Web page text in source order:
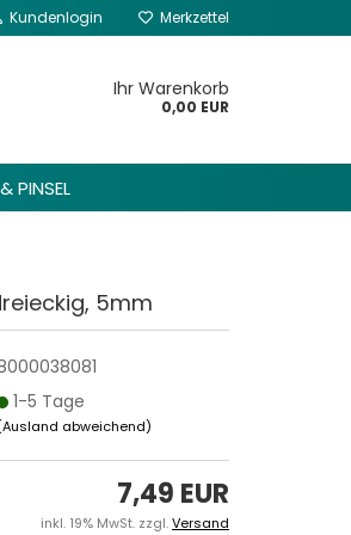
Kundenlogin Merkzettel
Ihr Warenkorb
0,00 EUR
PINSEL
5mm
1-5 Tage
abweichend)
7,49 EUR
inkl. 19% MwSt. zzgl.Versand